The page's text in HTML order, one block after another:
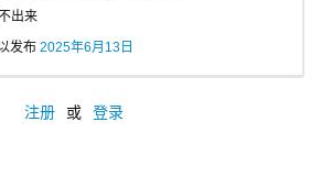
出来
发布 2025年6月13日
注册 或 登录